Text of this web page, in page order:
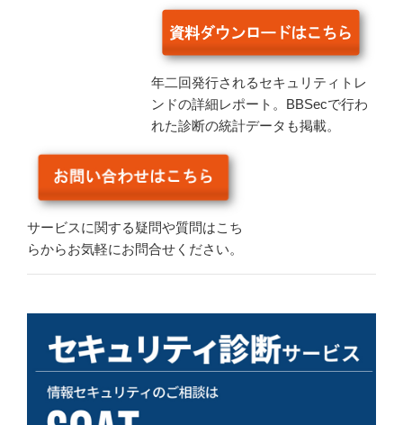
年二回発行されるセキュリティトレ
ンドの詳細レポート。BBSecで行わ
れた診断の統計データも掲載。
サービスに関する疑問や質問はこち
らからお気軽にお問合せください。